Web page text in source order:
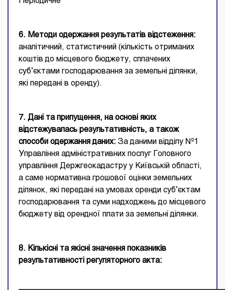
6. Методи одержання результатів відстеження:
аналітичний, статистичний (кількість отриманих
коштів до місцевого бюджету, сплачених
суб’єктами господарювання за земельні ділянки,
які передані в оренду).
7. Дані та припущення, на основі яких
відстежувалась результативність, а також
способи одержання даних: За даними відділу №1
Управління адміністративних послуг Головного
управління Держгеокадастру у Київській області,
а саме нормативна грошової оцінки земельних
ділянок, які передані на умовах оренди суб’єктам
господарювання та суми надходжень до місцевого
бюджету від орендної плати за земельні ділянки.
8. Кількісні та якісні значення показників
результативності регуляторного акта: